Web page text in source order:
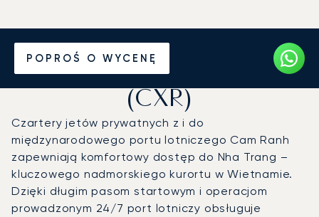
POPROŚ O WYCENĘ
Prywatny odrzutowiec na
Port lotniczy Cam Ranh
(CXR)
Czartery jetów prywatnych z i do
międzynarodowego portu lotniczego Cam Ranh
zapewniają komfortowy dostęp do Nha Trang –
kluczowego nadmorskiego kurortu w Wietnamie.
Dzięki długim pasom startowym i operacjom
prowadzonym 24/7 port lotniczy obsługuje